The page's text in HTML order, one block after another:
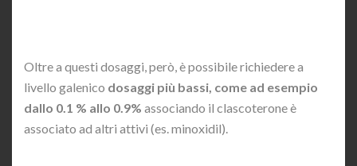
Oltre a questi dosaggi, però, è possibile richiedere a
livello galenico dosaggi più bassi, come ad esempio
dallo 0.1 % allo 0.9% associando il clascoterone è
associato ad altri attivi (es. minoxidil).